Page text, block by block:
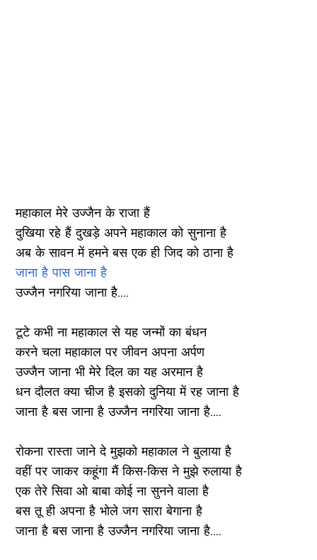
महाकाल मेरे उज्जैन के राजा हैं
दुखिया रहे हैं दुखड़े अपने महाकाल को सुनाना है
अब के सावन में हमने बस एक ही जिद को ठाना है
जाना है पास जाना है
उज्जैन नगरिया जाना है....
टूटे कभी ना महाकाल से यह जन्मों का बंधन
करने चला महाकाल पर जीवन अपना अर्पण
उज्जैन जाना भी मेरे दिल का यह अरमान है
धन दौलत क्या चीज है इसको दुनिया में रह जाना है
जाना है बस जाना है उज्जैन नगरिया जाना है....
रोकना रास्ता जाने दे मुझको महाकाल ने बुलाया है
वहीं पर जाकर कहूंगा मैं किस-किस ने मुझे रुलाया है
एक तेरे सिवा ओ बाबा कोई ना सुनने वाला है
बस तू ही अपना है भोले जग सारा बेगाना है
जाना है बस जाना है उज्जैन नगरिया जाना है....